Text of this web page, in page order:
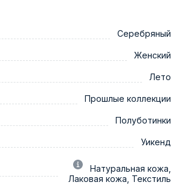
Серебряный
Женский
Лето
Прошлые коллекции
Полуботинки
Уикенд
Натуральная кожа,
Лаковая кожа, Текстиль